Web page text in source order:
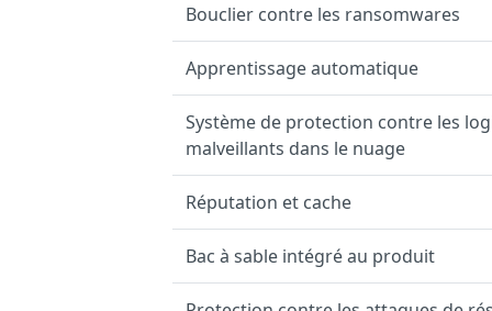
Bouclier contre les ransomwares
Apprentissage automatique
Système de protection contre les
malveillants dans le nuage
Réputation et cache
Bac à sable intégré au produit